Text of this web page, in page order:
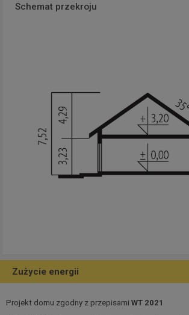
Schemat przekroju
Zużycie energii
Projekt domu zgodny z przepisami WT 2021